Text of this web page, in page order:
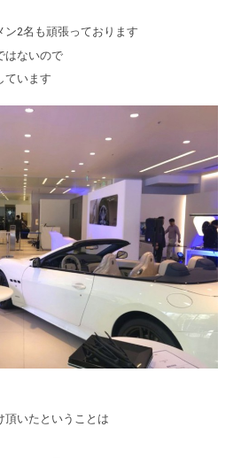
ン2名も頑張っております
はないので
ています
頂いたということは